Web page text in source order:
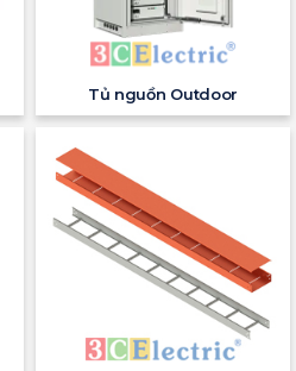
Tủ nguồn Outdoor